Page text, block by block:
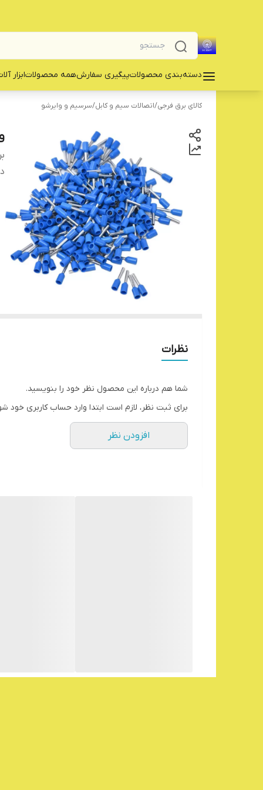
دسته‌بندی محصولاتپیگیری سفارشهمه محصولات‌ابزار
کالای برق فرجی/اتصالات سیم و کابل/سرسیم و وایرشو
نظرات
شما هم درباره این محصول نظر خود را بنویسید.
برای ثبت نظر، لازم است ابتدا وارد حساب کاربری خود
افزودن نظر